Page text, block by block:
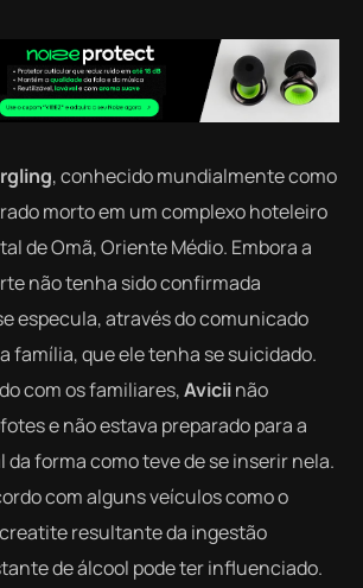
, conhecido mundialmente como
morto em um complexo hoteleiro
de Omã, Oriente Médio. Embora a
não tenha sido confirmada
especula, através do comunicado
família, que ele tenha se suicidado.
com os familiares,Aviciinão
e não estava preparado para a
forma como teve de se inserir nela.
com alguns veículos como o
resultante da ingestão
de álcool pode ter influenciado.